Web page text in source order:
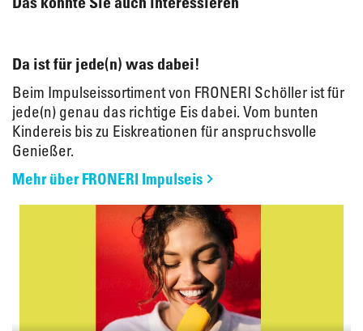
Da ist für jede(n) was dabei!
Beim Impulseissortiment von FRONERI Schöller ist für
jede(n) genau das richtige Eis dabei. Vom bunten
Kindereis bis zu Eiskreationen für anspruchsvolle
Genießer.
Mehr über FRONERI Impulseis